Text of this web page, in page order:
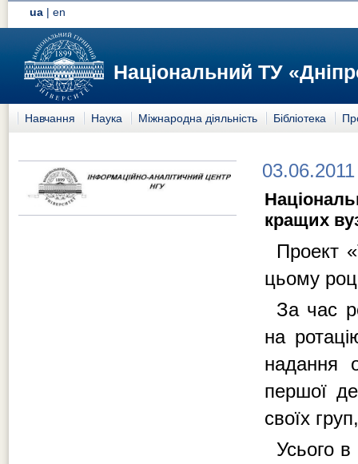
ua |en
Національний ТУ
Навчання Наука Міжнародна діяльність Бібліотека
03.06.2011
кращих
Проект
цьому
За час
на
надання
першої
своїх
Усього в